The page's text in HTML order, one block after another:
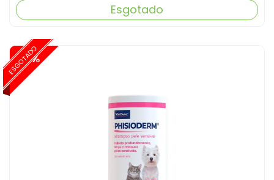
Esgotado
ESGOTADO
-15%